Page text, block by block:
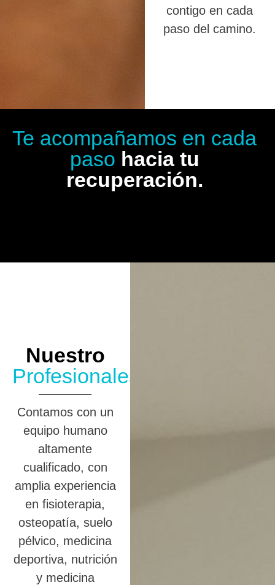
contigo en cada
paso del camino.
Te acompañamos en cada
paso hacia tu
recuperación.
Nuestro
Profesionales
Contamos con un
equipo humano
altamente
cualificado, con
amplia experiencia
en fisioterapia,
osteopatía, suelo
pélvico, medicina
deportiva, nutrición
y medicina